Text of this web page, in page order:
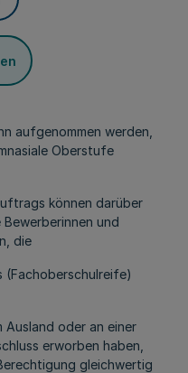
aufgenommen werden,
Oberstufe
können darüber
und
die
(Fachoberschulreife)
Ausland oder an einer
erworben haben,
gleichwertig